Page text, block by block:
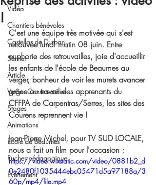
Vidéo
Chantiers bénévoles
Castellas de Durban
Sentier
Article
Verger Conservatoire
Stages
Animations
École de Beaumes
Rucher pédagogique
Evénement
!
C'est une équipe très motivée qui s'est
retrouvée lundi matin 08 juin. Entre
euphorie des retrouvailles, joie d'accueillir
les enfants de l'école de Beaumes au
verger, bonheur de voir les murets avancer
grâce au travail des apprenants du
CFFPA de Carpentras/Serres, les sites des
Courens reprennent vie !
Jean-Pierre Michel, pour TV SUD LOCALE,
nous a fait un film pour l'occasion :
https://video.wixstatic.com/video/0881b2_d
0e2480f1035444ebc05471d5a97188a/3
60p/mp4/file.mp4